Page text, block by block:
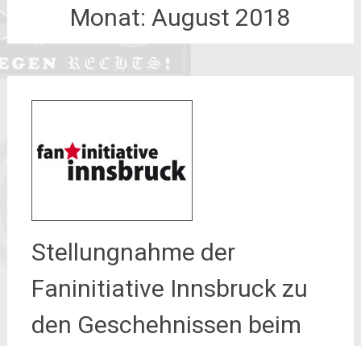
Monat:August 2018
Stellungnahme der
Faninitiative Innsbruck zu
den Geschehnissen beim